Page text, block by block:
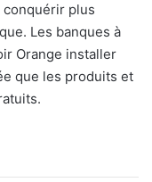
plus
Les banques à
Orange installer
que les produits et